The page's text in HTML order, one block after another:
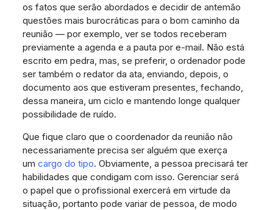
os fatos que serão abordados e decidir de antemão
questões mais burocráticas para o bom caminho da
reunião — por exemplo, ver se todos receberam
previamente a agenda e a pauta por e-mail. Não está
escrito em pedra, mas, se preferir, o ordenador pode
ser também o redator da ata, enviando, depois, o
documento aos que estiveram presentes, fechando,
dessa maneira, um ciclo e mantendo longe qualquer
possibilidade de ruído.
Que fique claro que o coordenador da reunião não
necessariamente precisa ser alguém que exerça
um cargo do tipo. Obviamente, a pessoa precisará ter
habilidades que condigam com isso. Gerenciar será
o papel que o profissional exercerá em virtude da
situação, portanto pode variar de pessoa, de modo